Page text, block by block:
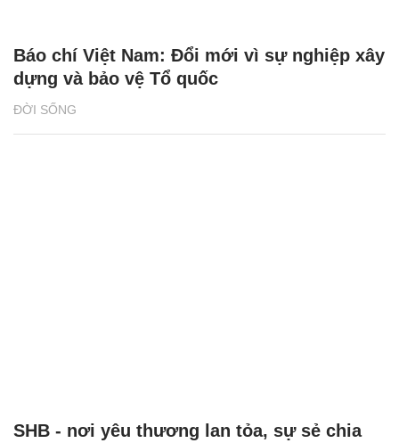
ĐỜI SỐNG
Báo chí Việt Nam: Đổi mới vì sự nghiệp xây
dựng và bảo vệ Tổ quốc
SHB - nơi yêu thương lan tỏa, sự sẻ chia